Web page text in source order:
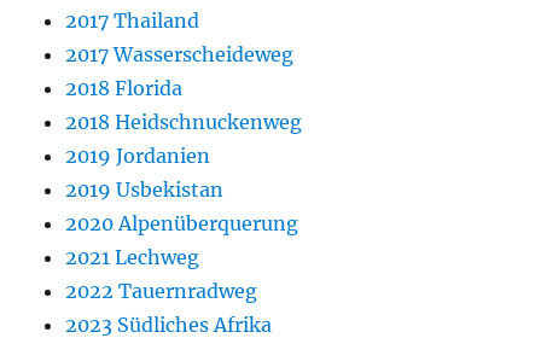
2017 Thailand
2017 Wasserscheideweg
2018 Florida
2018 Heidschnuckenweg
2019 Jordanien
2019 Usbekistan
2020 Alpenüberquerung
2021 Lechweg
2022 Tauernradweg
2023 Südliches Afrika